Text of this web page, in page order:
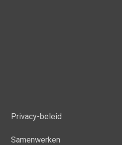
Privacy-beleid
Samenwerken